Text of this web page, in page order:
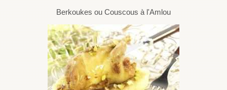
Berkoukes ou Couscous à l'Amlou